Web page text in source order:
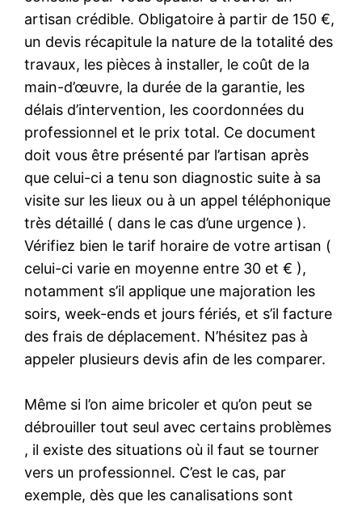
artisan crédible. Obligatoire à partir de 150 €,
un devis récapitule la nature de la totalité des
travaux, les pièces à installer, le coût de la
main-d’œuvre, la durée de la garantie, les
délais d’intervention, les coordonnées du
professionnel et le prix total. Ce document
doit vous être présenté par l’artisan après
que celui-ci a tenu son diagnostic suite à sa
visite sur les lieux ou à un appel téléphonique
très détaillé ( dans le cas d’une urgence ).
Vérifiez bien le tarif horaire de votre artisan (
celui-ci varie en moyenne entre 30 et € ),
notamment s’il applique une majoration les
soirs, week-ends et jours fériés, et s’il facture
des frais de déplacement. N’hésitez pas à
appeler plusieurs devis afin de les comparer.
Même si l’on aime bricoler et qu’on peut se
débrouiller tout seul avec certains problèmes
, il existe des situations où il faut se tourner
vers un professionnel. C’est le cas, par
exemple, dès que les canalisations sont